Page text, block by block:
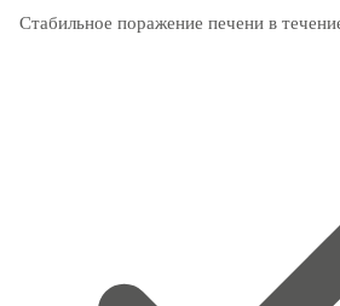
Стабильное поражение печени в